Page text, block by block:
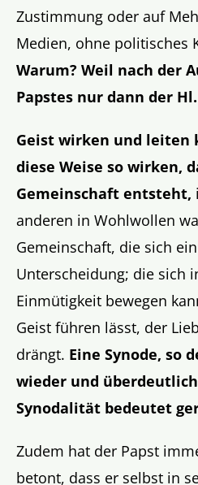
Zustimmung oder auf
Medien, ohne politisches
Warum? Weil nach der
Papstes nur dann der Hl.
Geist wirken und leiten
diese Weise so wirken,
Gemeinschaft entsteht,
anderen in Wohlwollen
Gemeinschaft, die sich
Unterscheidung; die sich
Einmütigkeit bewegen
Geist führen lässt, der
drängt. Eine Synode, so
wieder und
Synodalität bedeutet
Zudem hat der Papst
betont, dass er selbst in